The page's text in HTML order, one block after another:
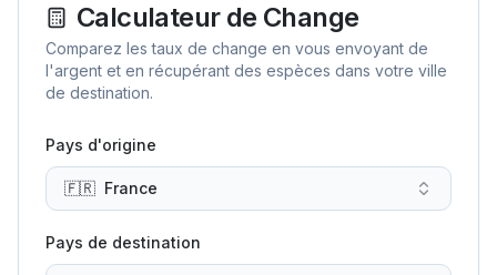
Calculateur de Change
Comparez les taux de change en vous envoyant de
l'argent et en récupérant des espèces dans votre ville
de destination.
Pays d'origine
🇫🇷 France
Pays de destination